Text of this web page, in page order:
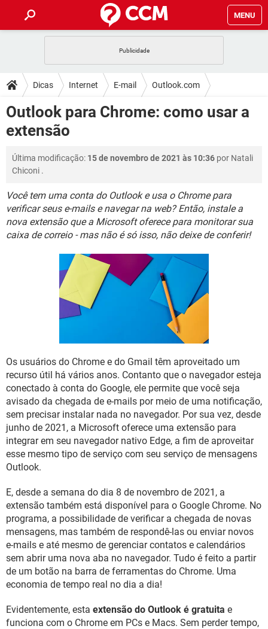
MENU
CELULAR FACEBOOK
OUTLOOK EXCEL
INSTAGRAM
DICAS
JOGOS
CELULAR FACEBOOK
INSTAGRAM GMAIL
DOWNLOADS
JOGOS
OUTLOOK
INSTAGRAM
GUIA DE COMPRAS
FÓRUM
JOGOS WHATSAPP
OUTLOOK EXCEL
INSTAGRAM GMAIL
GUIA DE COMPRAS
GLOSSÁRIO
JOGOS WHATSAPP
CELULAR FACEBOOK
OUTLOOK EXCEL
GUIA DE COMPRAS
Dicas Internet E-mail Outlook.com
Outlook para Chrome: como usar a
extensão
Última modificação: 15 de novembro de 2021 às 10:36 por Natali
Chiconi .
Você tem uma conta do Outlook e usa o Chrome para
verificar seus e-mails e navegar na web? Então, instale a
nova extensão que a Microsoft oferece para monitorar sua
caixa de correio - mas não é só isso, não deixe de conferir!
Os usuários do Chrome e do Gmail têm aproveitado um
recurso útil há vários anos. Contanto que o navegador esteja
conectado à conta do Google, ele permite que você seja
avisado da chegada de e-mails por meio de uma notificação,
sem precisar instalar nada no navegador. Por sua vez, desde
junho de 2021, a Microsoft oferece uma extensão para
integrar em seu navegador nativo Edge, a fim de aproveitar
esse mesmo tipo de serviço com seu serviço de mensagens
Outlook.
E, desde a semana do dia 8 de novembro de 2021, a
extensão também está disponível para o Google Chrome. No
programa, a possibilidade de verificar a chegada de novas
mensagens, mas também de respondê-las ou enviar novos
e-mails e até mesmo de gerenciar contatos e calendários
sem abrir uma nova aba no navegador. Tudo é feito a partir
de um botão na barra de ferramentas do Chrome. Uma
economia de tempo real no dia a dia!
Evidentemente, esta extensão do Outlook é gratuita e
funciona com o Chrome em PCs e Macs. Sem perder tempo,